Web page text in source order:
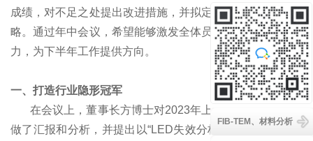
成绩，对不足之处提出改进措施，并拟定下半年公司发展战
略。通过年中会议，希望能够激发全体员工的工作热情和动
力，为下半年工作提供方向。
一、打造行业隐形冠军
在会议上，董事长方博士对2023年上半年公司经营情况
做了汇报和分析，并提出以“LED失效分析”为核心竞争力，
客服
FIB-TEM、材料分析